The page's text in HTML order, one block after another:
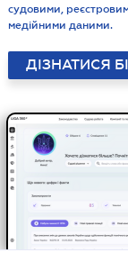
судовими,
медійними даними.
ДІЗНАТИСЯ